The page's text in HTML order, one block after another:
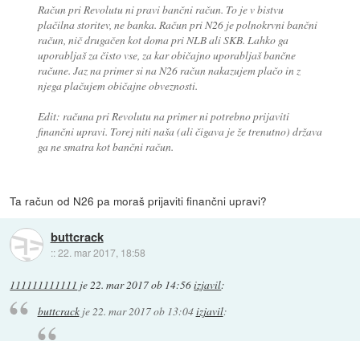
Račun pri Revolutu ni pravi bančni račun. To je v bistvu
plačilna storitev, ne banka. Račun pri N26 je polnokrvni bančni
račun, nič drugačen kot doma pri NLB ali SKB. Lahko ga
uporabljaš za čisto vse, za kar običajno uporabljaš bančne
račune. Jaz na primer si na N26 račun nakazujem plačo in z
njega plačujem običajne obveznosti.
Edit: računa pri Revolutu na primer ni potrebno prijaviti
finančni upravi. Torej niti naša (ali čigava je že trenutno) država
ga ne smatra kot bančni račun.
Ta račun od N26 pa moraš prijaviti finančni upravi?
buttcrack
::22. mar 2017, 18:58
111111111111 je22. mar 2017 ob 14:56izjavil:
buttcrackje22. mar 2017 ob 13:04izjavil: